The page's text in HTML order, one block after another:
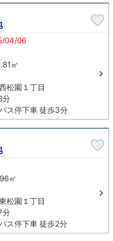
04/06
㎡
松園１丁目
分
ス停下車 徒歩3分
㎡
松園１丁目
分
ス停下車 徒歩2分